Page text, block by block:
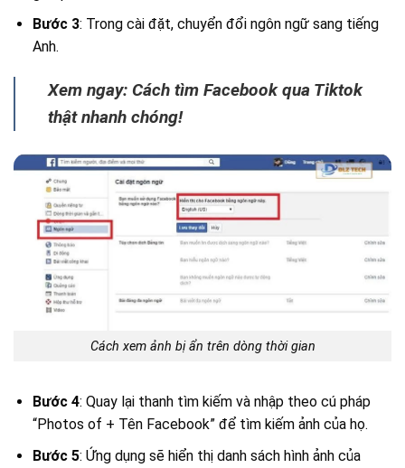
Bước 3: Trong cài đặt, chuyển đổi ngôn ngữ sang tiếng
Anh.
Xem ngay: Cách tìm Facebook qua Tiktok
thật nhanh chóng!
Cách xem ảnh bị ẩn trên dòng thời gian
Bước 4: Quay lại thanh tìm kiếm và nhập theo cú pháp
“Photos of + Tên Facebook” để tìm kiếm ảnh của họ.
Bước 5: Ứng dụng sẽ hiển thị danh sách hình ảnh của